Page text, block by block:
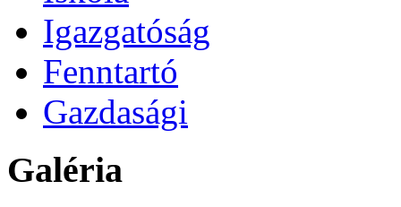
Igazgatóság
Fenntartó
Gazdasági
Galéria